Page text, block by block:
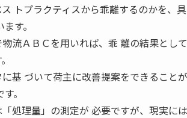
トプラクティスから乖離するのかを、
す。
流ＡＢＣを用いれば、乖 離の結果とし
基 づいて荷主に改善提案をできること
。
処理量」の測定が 必要ですが、現実に